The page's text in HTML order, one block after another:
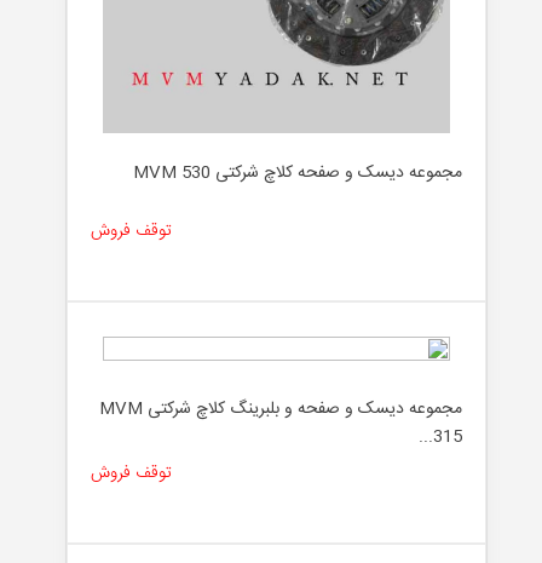
مجموعه دیسک و صفحه کلاچ شرکتی MVM 530
توقف فروش
مجموعه دیسک و صفحه و بلبرینگ کلاچ شرکتی MVM
315...
توقف فروش